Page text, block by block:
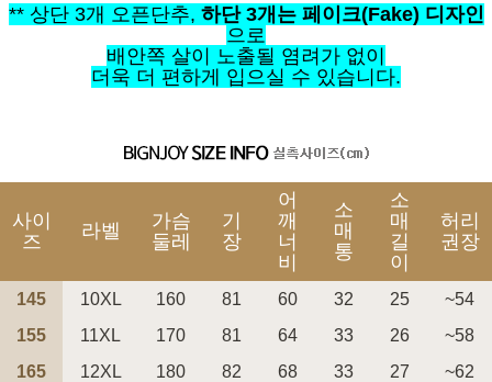
** 상단 3개 오픈단추, 하단 3개는 페이크(Fake) 디자인
으로
배안쪽 살이 노출될 염려가 없이
더욱 더 편하게 입으실 수 있습니다.
사이
즈
라벨
가슴
둘레
기
장
어
깨
너
비
소
매
통
소
매
길
이
허리
권장
145 10XL 160 81 60 32 25
~54
155
11XL 170 81 64 33 26
~58
165
12XL 180 82 68 33 27
~62